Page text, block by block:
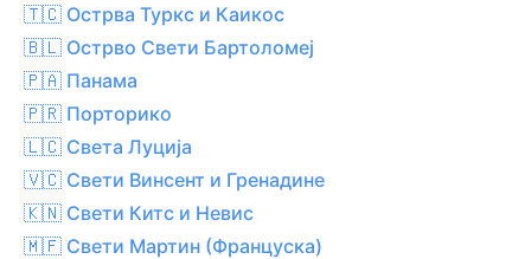
🇹🇨 Острва Туркс и Каикос
🇧🇱 Острво Свети Бартоломеј
🇵🇦 Панама
🇵🇷 Порторико
🇱🇨 Света Луција
🇻🇨 Свети Винсент и Гренадине
🇰🇳 Свети Китс и Невис
🇲🇫 Свети Мартин (Француска)